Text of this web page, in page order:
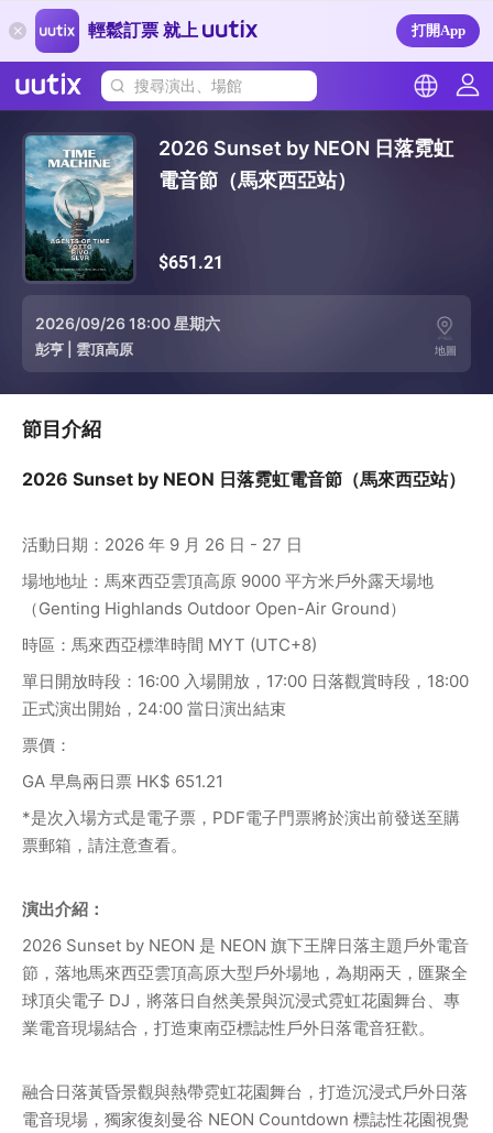
輕鬆訂票 就上 打開App
搜尋演出、場館
2026 Sunset by NEON 日落霓虹
電音節（馬來西亞站）
$651.21
2026/09/26 18:00 星期六
彭亨 雲頂高原 地圖
節目介紹
2026 Sunset by NEON 日落霓虹電音節（馬來西亞站）
活動日期：2026 年 9 月 26 日 - 27 日
場地地址：馬來西亞雲頂高原 9000 平方米戶外露天場地
（Genting Highlands Outdoor Open-Air Ground）
時區：馬來西亞標準時間 MYT (UTC+8)
單日開放時段：16:00 入場開放，17:00 日落觀賞時段，18:00
正式演出開始，24:00 當日演出結束
票價：
GA 早鳥兩日票 HK$ 651.21
*是次入場方式是電子票，PDF電子門票將於演出前發送至購
票郵箱，請注意查看。
演出介紹：
2026 Sunset by NEON 是 NEON 旗下王牌日落主題戶外電音
節，落地馬來西亞雲頂高原大型戶外場地，為期兩天，匯聚全
球頂尖電子 DJ，將落日自然美景與沉浸式霓虹花園舞台、專
業電音現場結合，打造東南亞標誌性戶外日落電音狂歡。
融合日落黃昏景觀與熱帶霓虹花園舞台，打造沉浸式戶外日落
電音現場，獨家復刻曼谷 NEON Countdown 標誌性花園視覺